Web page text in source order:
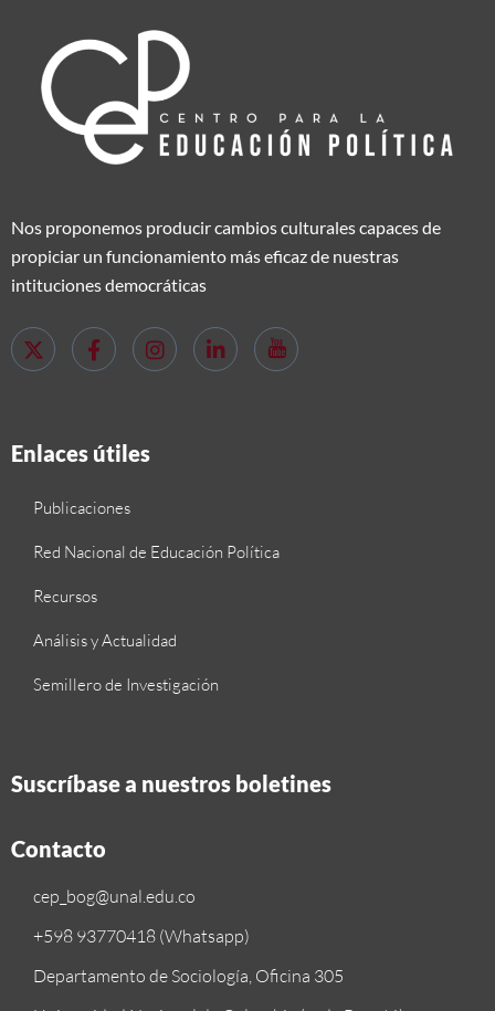
Nos proponemos producir cambios culturales capaces de
propiciar un funcionamiento más eficaz de nuestras
intituciones democráticas
Enlaces útiles
Publicaciones
Red Nacional de Educación Política
Recursos
Análisis y Actualidad
Semillero de Investigación
Suscríbase a nuestros boletines
Contacto
cep_bog@unal.edu.co
+598 93770418 (Whatsapp)
Departamento de Sociología, Oficina 305